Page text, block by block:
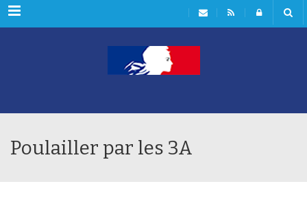
Menu
Poulailler par les 3A